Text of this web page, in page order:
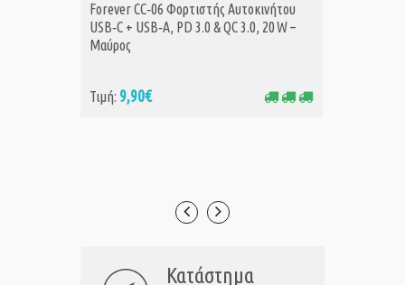
ΑΓΟΡΑ
Forever CC‑06 Φορτιστής Αυτοκινήτου
USB‑C + USB‑A, PD 3.0 & QC 3.0, 20 W –
Μαύρος
Τιμή: 9,90€
Κατάστημα